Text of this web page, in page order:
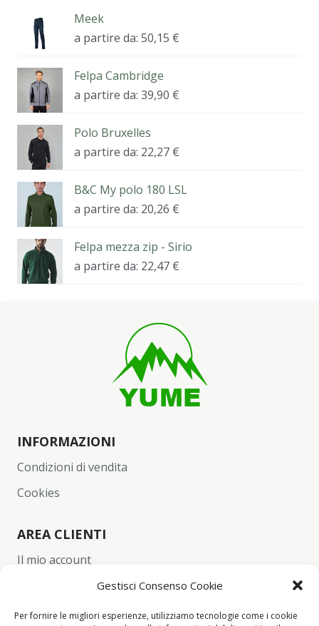
Gestisci Consenso Cookie
Per fornire le migliori esperienze, utilizziamo tecnologie come i cookie
Meek
a partire da: 50,15 €
Felpa Cambridge
a partire da: 39,90 €
Polo Bruxelles
a partire da: 22,27 €
B&C My polo 180 LSL
a partire da: 20,26 €
Felpa mezza zip - Sirio
a partire da: 22,47 €
INFORMAZIONI
Condizioni di vendita
Cookies
AREA CLIENTI
Il mio account
Wishlist